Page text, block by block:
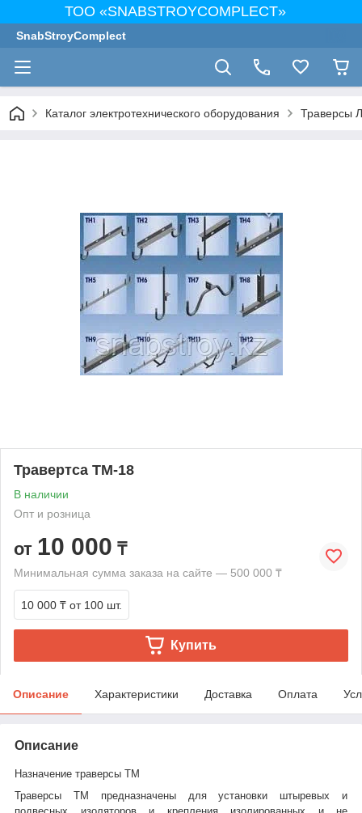
ТОО «SNABSTROYCOMPLECT»
SnabStroyComplect
Каталог электротехнического оборудования Траверсы
Травертса ТМ-18
В наличии
Опт и розница
от 10 000 ₸
Минимальная сумма заказа на сайте — 500 000 ₸
10 000 ₸ от 100 шт.
Купить
Описание Характеристики Доставка Оплата
Описание
Назначение траверсы ТМ
Траверсы ТМ предназначены для установки штыревых и